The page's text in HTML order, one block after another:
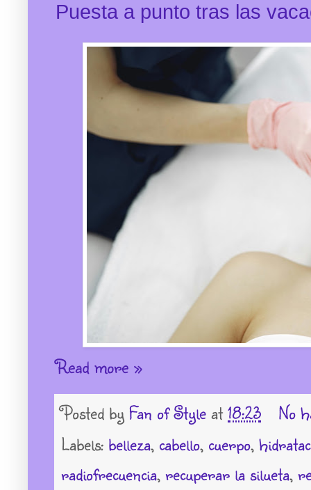
Puesta a punto tras las
Read more »
Posted by Fan of Style at 18:23
No
Labels: belleza, cabello, cuerpo,
radiofrecuencia, recuperar la silueta,